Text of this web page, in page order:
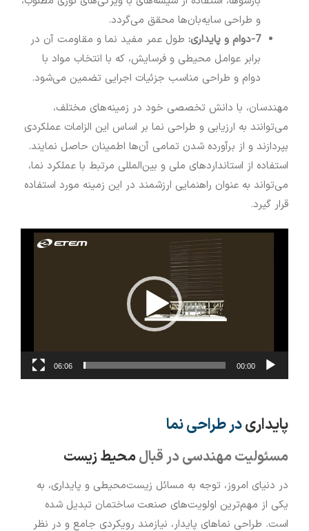
و طراحی سایه‌بان‌ها محقق می‌گردد.
7-دوام و پایداری
: طول عمر مفید نما و مقاومت آن در
برابر عوامل محیطی و فرسایش، که با انتخاب مواد با
دوام و طراحی مناسب جزئیات اجرایی تضمین می‌شود.
مهندسان، با دانش تخصصی خود در زمینه‌های مختلف،
می‌توانند به ارزیابی و طراحی نما بر اساس این الزامات عملکردی
بپردازند و از برآورده شدن تمامی آن‌ها اطمینان حاصل نمایند.
استفاده از استانداردهای ملی و بین‌المللی مرتبط با عملکرد نما،
می‌تواند به عنوان راهنمایی ارزشمند در این زمینه مورد استفاده
قرار گیرد.
نمایشگر
00:00
06:06
پایداریدر طراحی نما
مسئولیت مهندسی در قبالمحیط زیست
در دنیای امروز، توجه به مسائل زیست‌محیطی و پایداری، به
یکی از مهم‌ترین اولویت‌های صنعت ساختمان تبدیل شده
است. طراحی نماهای پایدار، نیازمند رویکردی جامع و در نظر